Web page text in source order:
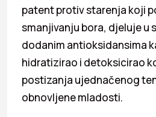
patent protiv starenja koji
smanjivanju bora, djeluje u
dodanim antioksidansima
hidratizirao i detoksicirao
postizanja ujednačenog
obnovljene mladosti.